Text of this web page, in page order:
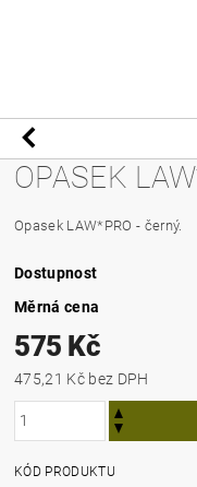
Opasek LAW*PRO - černý.
Dostupnost
Měrná cena
575 Kč
475,21 Kč bez DPH
KÓD PRODUKTU